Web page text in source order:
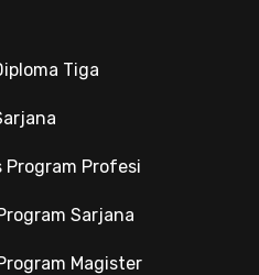
Tiga
Program Profesi
Sarjana
Magister